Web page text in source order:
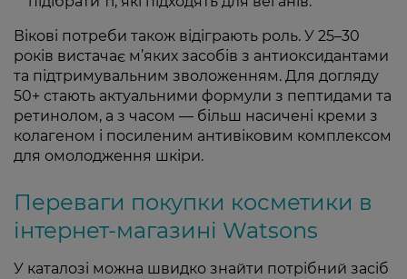
Вікові потреби також відіграють роль. У 25–30
років вистачає м’яких засобів з антиоксидантами
та підтримувальним зволоженням. Для догляду
50+ стають актуальними формули з пептидами та
ретинолом, а з часом — більш насичені креми з
колагеном і посиленим антивіковим комплексом
для омолодження шкіри.
Переваги покупки косметики в
інтернет-магазині Watsons
У каталозі можна швидко знайти потрібний засіб